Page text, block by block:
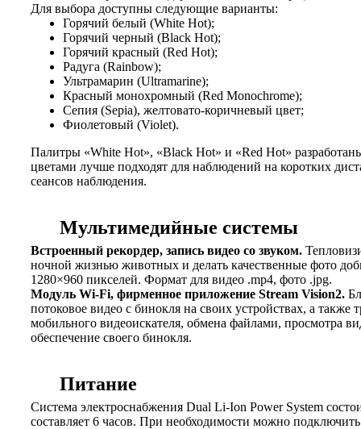
Для выбора доступны следующие варианты:
Горячий белый (White Hot);
Горячий черный (Black Hot);
Горячий красный (Red Hot);
Радуга (Rainbow);
Ультрамарин (Ultramarine);
Красный монохромный (Red Monochrome);
Сепия (Sepia), желтовато-коричневый цвет;
Фиолетовый (Violet).
Палитры «White Hot», «Black Hot» и «Red Hot»
цветами лучше подходят для наблюдений на коротких
сеансов наблюдения.
Мультимедийные системы
Встроенный рекордер, запись видео со звуком.
ночной жизнью животных и делать качественные фото
1280×960 пикселей. Формат для видео .mp4, фото .jpg.
Модуль Wi-Fi, фирменное приложение Stream Vision2.
потоковое видео с бинокля на своих устройствах, а
мобильного видеоискателя, обмена файлами, просмотра
обеспечение своего бинокля.
Питание
Система электроснабжения Dual Li-Ion Power System
составляет 6 часов. При необходимости можно